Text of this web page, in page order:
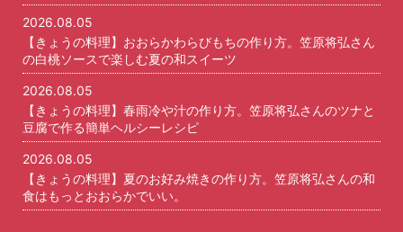
2026.08.05
【きょうの料理】おおらかわらびもちの作り方。笠原将弘さん
の白桃ソースで楽しむ夏の和スイーツ
2026.08.05
【きょうの料理】春雨冷や汁の作り方。笠原将弘さんのツナと
豆腐で作る簡単ヘルシーレシピ
2026.08.05
【きょうの料理】夏のお好み焼きの作り方。笠原将弘さんの和
食はもっとおおらかでいい。